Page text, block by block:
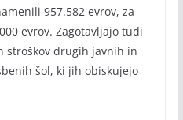
957.582 evrov, za
evrov. Zagotavljajo tudi
stroškov drugih javnih in
šol, ki jih obiskujejo